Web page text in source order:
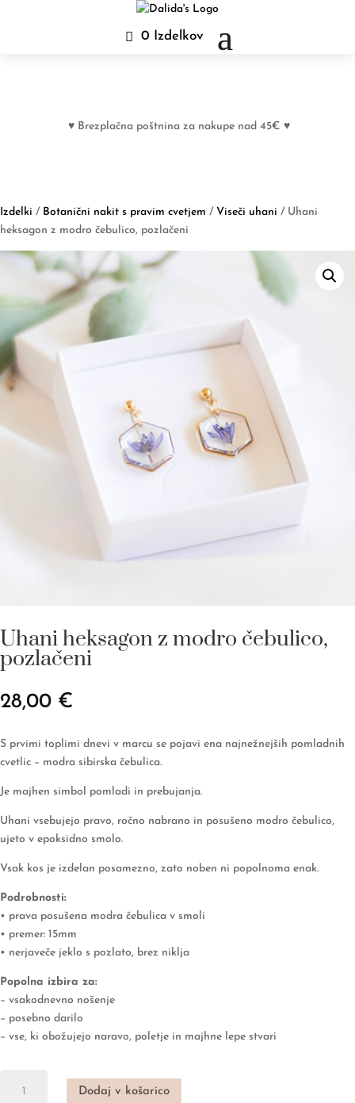
0 Izdelkov
♥ Brezplačna poštnina za nakupe nad 45€ ♥
Izdelki / Botanični nakit s pravim cvetjem / Viseči uhani / Uhani
heksagon z modro čebulico, pozlačeni
Uhani heksagon z modro čebulico,
pozlačeni
28,00 €
S prvimi toplimi dnevi v marcu se pojavi ena najnežnejših pomladnih
cvetlic – modra sibirska čebulica.
Je majhen simbol pomladi in prebujanja.
Uhani vsebujejo pravo, ročno nabrano in posušeno modro čebulico,
ujeto v epoksidno smolo.
Vsak kos je izdelan posamezno, zato noben ni popolnoma enak.
Podrobnosti:
• prava posušena modra čebulica v smoli
• premer: 15mm
• nerjaveče jeklo s pozlato, brez niklja
Popolna izbira za:
– vsakodnevno nošenje
– posebno darilo
– vse, ki obožujejo naravo, poletje in majhne lepe stvari
heksagon
Dodaj v košarico